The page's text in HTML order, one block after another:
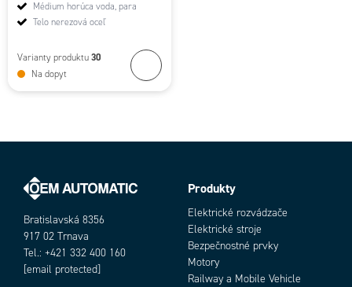
Médium horúca voda, para
Telo nerezová oceľ
Varianty produktu 30
Na dopyt
Bratislavská 8356
917 02 Trnava
Tel.: +421 332 400 160
[email protected]
Produkty
Elektrické rozvádzače
Elektrické stroje
Bezpečnostné prvky
Motory
Railway a Mobile Vehicle